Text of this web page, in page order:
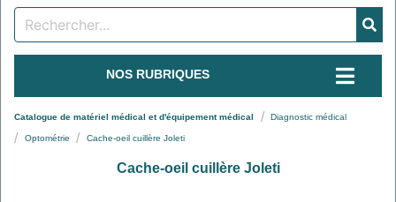
NOS RUBRIQUES
Catalogue de matériel médical et d'équipement médical Diagnostic médical
Optométrie Cache-oeil cuillère Joleti
Cache-oeil cuillère Joleti